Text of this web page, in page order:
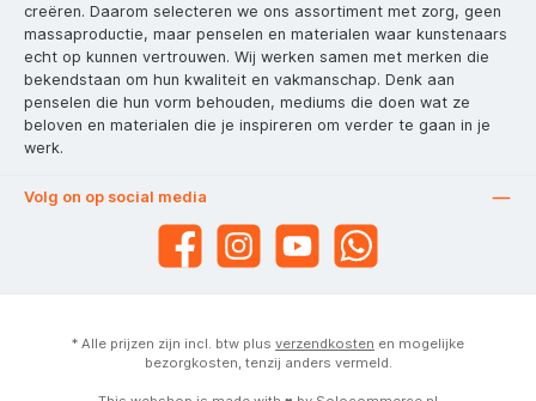
creëren. Daarom selecteren we ons assortiment met zorg, geen
massaproductie, maar penselen en materialen waar kunstenaars
echt op kunnen vertrouwen. Wij werken samen met merken die
bekendstaan om hun kwaliteit en vakmanschap. Denk aan
penselen die hun vorm behouden, mediums die doen wat ze
beloven en materialen die je inspireren om verder te gaan in je
werk.
Volg on op social media
* Alle prijzen zijn incl. btw plus verzendkosten en mogelijke
bezorgkosten, tenzij anders vermeld.